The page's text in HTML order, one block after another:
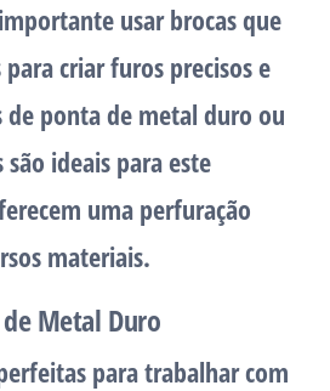
usar brocas que
criar furos precisos e
de ponta de metal duro ou
ideais para este
uma perfuração
materiais.
Metal Duro
para trabalhar com